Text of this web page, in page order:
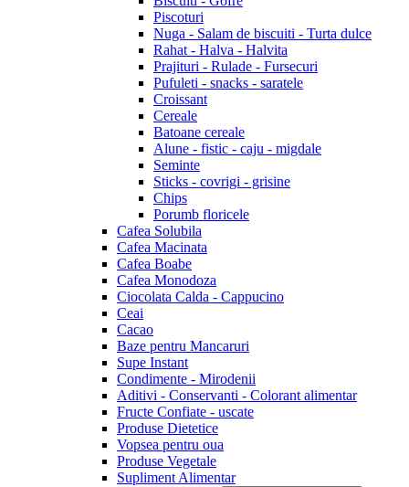
Piscoturi
Nuga - Salam de biscuiti - Turta dulce
Rahat - Halva - Halvita
Prajituri - Rulade - Fursecuri
Pufuleti - snacks - saratele
Croissant
Cereale
Batoane cereale
Alune - fistic - caju - migdale
Seminte
Sticks - covrigi - grisine
Chips
Porumb floricele
Cafea Solubila
Cafea Macinata
Cafea Boabe
Cafea Monodoza
Ciocolata Calda - Cappucino
Ceai
Cacao
Baze pentru Mancaruri
Supe Instant
Condimente - Mirodenii
Aditivi - Conservanti - Colorant alimentar
Fructe Confiate - uscate
Produse Dietetice
Vopsea pentru oua
Produse Vegetale
Supliment Alimentar